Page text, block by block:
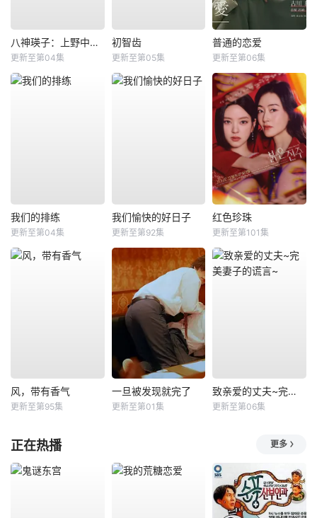
八神瑛子：上野中央署组织犯罪对策课
更新至第04集
初智齿
更新至第05集
普通的恋爱
更新至第06集
我们的排练
更新至第04集
我们愉快的好日子
更新至第92集
红色珍珠
更新至第101集
风，带有香气
更新至第95集
一旦被发现就完了
更新至第01集
致亲爱的丈夫~完美妻子的谎言~
更新至第06集
正在热播 更多